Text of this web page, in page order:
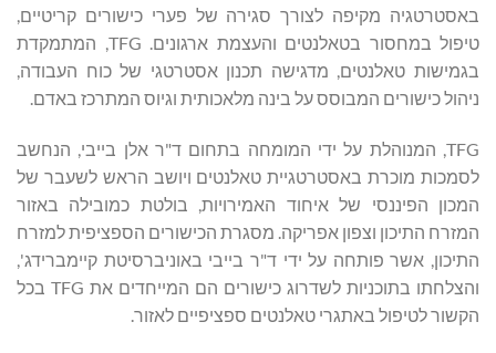
באסטרטגיה מקיפה לצורך סגירה של פערי כישורים קריטיים,
טיפול במחסור בטאלנטים והעצמת ארגונים. TFG, המתמקדת
בגמישות טאלנטים, מדגישה תכנון אסטרטגי של כוח העבודה,
ניהול כישורים המבוסס על בינה מלאכותית וגיוס המתרכז באדם.
TFG, המנוהלת על ידי המומחה בתחום ד"ר אלן בייבי, הנחשב
לסמכות מוכרת באסטרטגיית טאלנטים ויושב הראש לשעבר של
המכון הפיננסי של איחוד האמירויות, בולטת כמובילה באזור
המזרח התיכון וצפון אפריקה. מסגרת הכישורים הספציפית למזרח
התיכון, אשר פותחה על ידי ד"ר בייבי באוניברסיטת קיימברידג',
והצלחתו בתוכניות לשדרוג כישורים הם המייחדים את TFG בכל
הקשור לטיפול באתגרי טאלנטים ספציפיים לאזור.